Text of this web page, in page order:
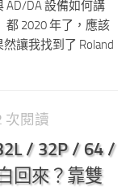
AD/DA 設備如何講
都 2020 年了，應該
讓我找到了 Roland
次閱讀
/ 32P / 64 /
回來？靠雙